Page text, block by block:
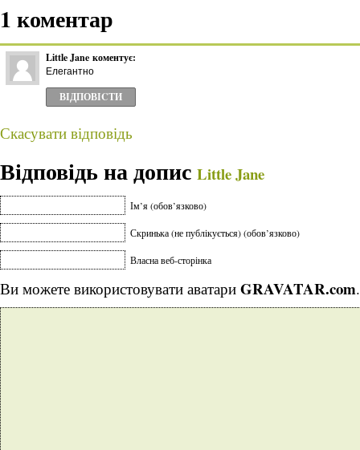
1 коментар
Little Jane коментує:
Елегантно
ВІДПОВІCТИ
Скасувати відповідь
Відповідь на допис Little Jane
Ім’я (обов’язково)
Скринька (не публікується) (обов’язково)
Власна веб-сторінка
Ви можете використовувати аватари GRAVATAR.com.